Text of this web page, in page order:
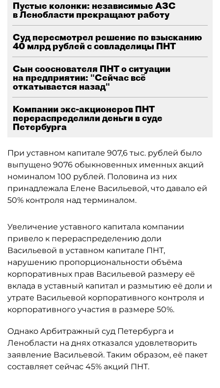
Пустые колонки: независимые АЗС
в Ленобласти прекращают работу
Суд пересмотрел решение по взысканию
40 млрд рублей с совладелицы ПНТ
Сын сооснователя ПНТ о ситуации
на предприятии: "Сейчас всё
откатывается назад"
Компании экс-акционеров ПНТ
перераспределили деньги в суде
Петербурга
При уставном капитале 907,6 тыс. рублей было
выпущено 9076 обыкновенных именных акций
номиналом 100 рублей. Половина из них
принадлежала Елене Васильевой, что давало ей
50% контроля над терминалом.
Увеличение уставного капитала компании
привело к перераспределению доли
Васильевой в уставном капитале ПНТ,
нарушению пропорциональности объёма
корпоративных прав Васильевой размеру её
вклада в уставный капитал и размытию её доли и
утрате Васильевой корпоративного контроля и
корпоративного участия в размере 50%.
Однако Арбитражный суд Петербурга и
Ленобласти на днях отказался удовлетворить
заявление Васильевой. Таким образом, её пакет
составляет сейчас 45% акций ПНТ.